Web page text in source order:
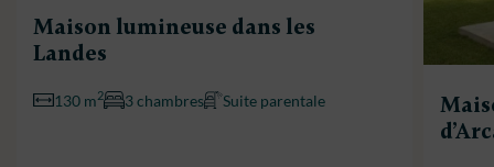
Maison lumineuse dans les
Landes
130 m2 3 chambres Suite parentale